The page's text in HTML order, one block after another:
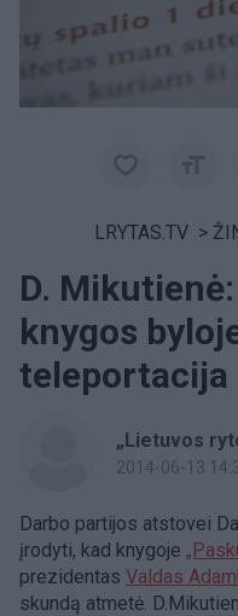
LRYTAS.TV >
D.
knygos
teleportacija
„Lietuvos
2014-06-13
Darbo partijos atstovei
įrodyti, kad knygoje
prezidentas Valdas
skundą atmetė.